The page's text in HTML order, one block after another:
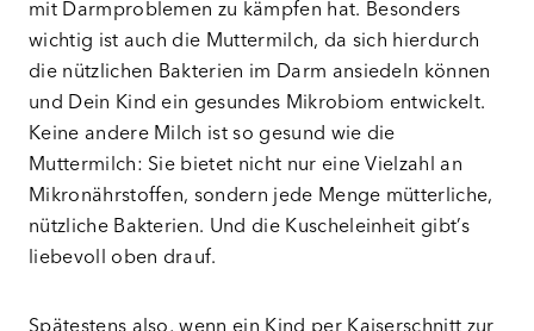
mit Darmproblemen zu kämpfen hat. Besonders
wichtig ist auch die Muttermilch, da sich hierdurch
die nützlichen Bakterien im Darm ansiedeln können
und Dein Kind ein gesundes Mikrobiom entwickelt.
Keine andere Milch ist so gesund wie die
Muttermilch: Sie bietet nicht nur eine Vielzahl an
Mikronährstoffen, sondern jede Menge mütterliche,
nützliche Bakterien. Und die Kuscheleinheit gibt’s
liebevoll oben drauf.